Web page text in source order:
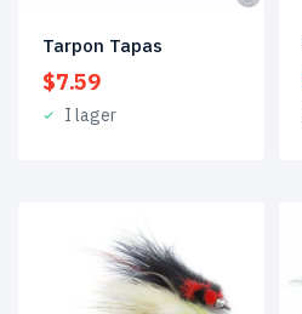
Tarpon Tapas
$7.59
I lager